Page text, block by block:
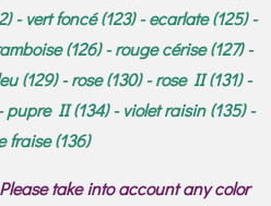
- vert foncé (123) - ecarlate (125) -
(126) - rouge cérise (127) -
(129) - rose (130) - rose II (131) -
pupre II (134) - violet raisin (135) -
fraise (136)
Please take into account any color